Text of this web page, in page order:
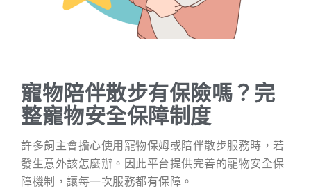
寵物陪伴散步有保險嗎？完
整寵物安全保障制度
許多飼主會擔心使用寵物保姆或陪伴散步服務時，若
發生意外該怎麼辦。因此平台提供完善的寵物安全保
障機制，讓每一次服務都有保障。